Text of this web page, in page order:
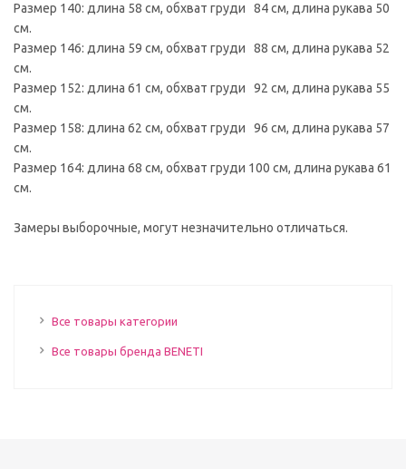
Размер 140: длина 58 см, обхват груди 84 см, длина рукава 50
см.
Размер 146: длина 59 см, обхват груди 88 см, длина рукава 52
см.
Размер 152: длина 61 см, обхват груди 92 см, длина рукава 55
см.
Размер 158: длина 62 см, обхват груди 96 см, длина рукава 57
см.
Размер 164: длина 68 см, обхват груди 100 см, длина рукава 61
см.
Замеры выборочные, могут незначительно отличаться.
Все товары категории
Все товары бренда BENETI